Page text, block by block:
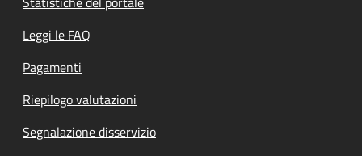
Leggi le FAQ
Pagamenti
Riepilogo valutazioni
Segnalazione disservizio